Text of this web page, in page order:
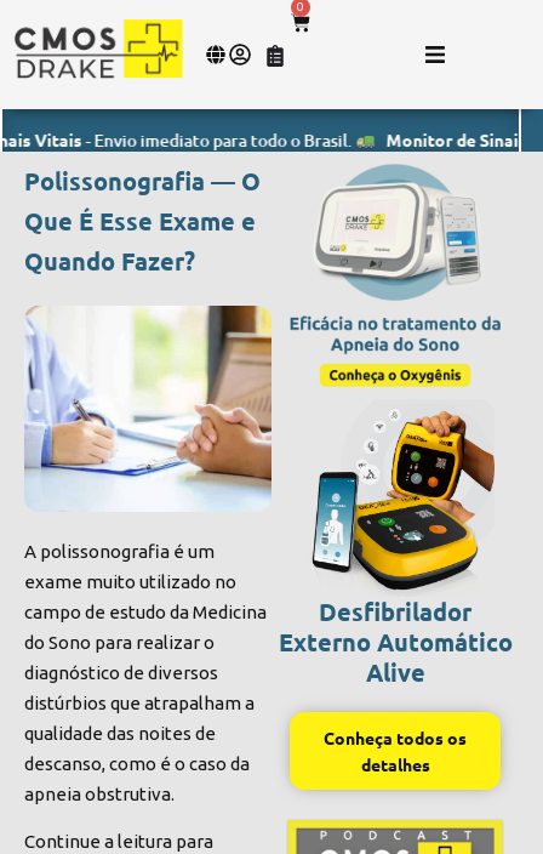
0
- Envio imediato para todo o Brasil. Monitor de Sinais Vitais
Polissonografia — O
Que É Esse Exame e
Quando Fazer?
A polissonografia é um
exame muito utilizado no
campo de estudo da Medicina
do Sono para realizar o
diagnóstico de diversos
distúrbios que atrapalham a
qualidade das noites de
descanso, como é o caso da
apneia obstrutiva.
Continue a leitura para
Desfibrilador
Externo Automático
Alive
Conheça todos os
detalhes